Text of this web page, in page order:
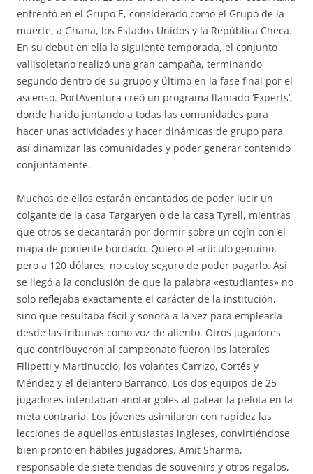
enfrentó en el Grupo E, considerado como el Grupo de la
muerte, a Ghana, los Estados Unidos y la República Checa.
En su debut en ella la siguiente temporada, el conjunto
vallisoletano realizó una gran campaña, terminando
segundo dentro de su grupo y último en la fase final por el
ascenso. PortAventura creó un programa llamado ‘Experts’,
donde ha ido juntando a todas las comunidades para
hacer unas actividades y hacer dinámicas de grupo para
así dinamizar las comunidades y poder generar contenido
conjuntamente.
Muchos de ellos estarán encantados de poder lucir un
colgante de la casa Targaryen o de la casa Tyrell, mientras
que otros se decantarán por dormir sobre un cojín con el
mapa de poniente bordado. Quiero el artículo genuino,
pero a 120 dólares, no estoy seguro de poder pagarlo. Así
se llegó a la conclusión de que la palabra «estudiantes» no
solo reflejaba exactamente el carácter de la institución,
sino que resultaba fácil y sonora a la vez para emplearla
desde las tribunas como voz de aliento. Otros jugadores
que contribuyeron al campeonato fueron los laterales
Filipetti y Martinuccio, los volantes Carrizo, Cortés y
Méndez y el delantero Barranco. Los dos equipos de 25
jugadores intentaban anotar goles al patear la pelota en la
meta contraria. Los jóvenes asimilaron con rapidez las
lecciones de aquellos entusiastas ingleses, convirtiéndose
bien pronto en hábiles jugadores. Amit Sharma,
responsable de siete tiendas de souvenirs y otros regalos,